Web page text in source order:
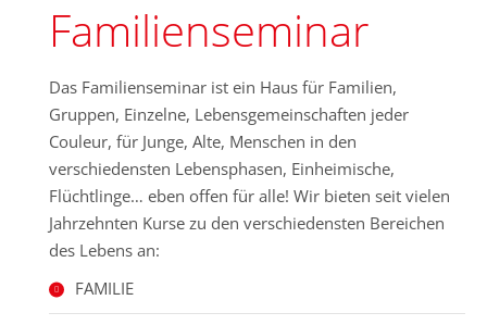
Opladen
25 March 2026
Interkulturelles
Frühstück 2026
Interkulturelles Frühstück 2026
14 January 2026
Familienseminar
Das Familienseminar ist ein Haus für Familien,
Gruppen, Einzelne, Lebensgemeinschaften jeder
Couleur, für Junge, Alte, Menschen in den
verschiedensten Lebensphasen, Einheimische,
Flüchtlinge… eben offen für alle! Wir bieten seit vielen
Jahrzehnten Kurse zu den verschiedensten Bereichen
des Lebens an:
FAMILIE